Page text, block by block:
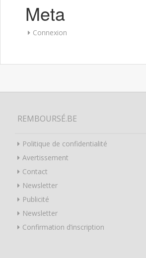
Meta
Connexion
REMBOURSÉ.BE
Politique de confidentialité
Avertissement
Contact
Newsletter
Publicité
Newsletter
Confirmation d’inscription